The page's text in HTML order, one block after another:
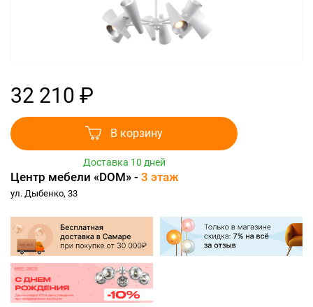
32 210 ₽
В корзину
Доставка 10 дней
Центр мебели «DOM» - 3 этаж
ул. Дыбенко, 33